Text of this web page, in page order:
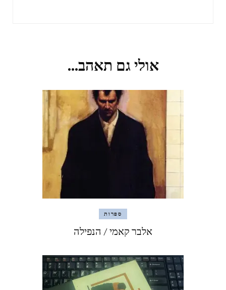
אולי גם תאהב...
ספרות
אלבר קאמי / הנפילה